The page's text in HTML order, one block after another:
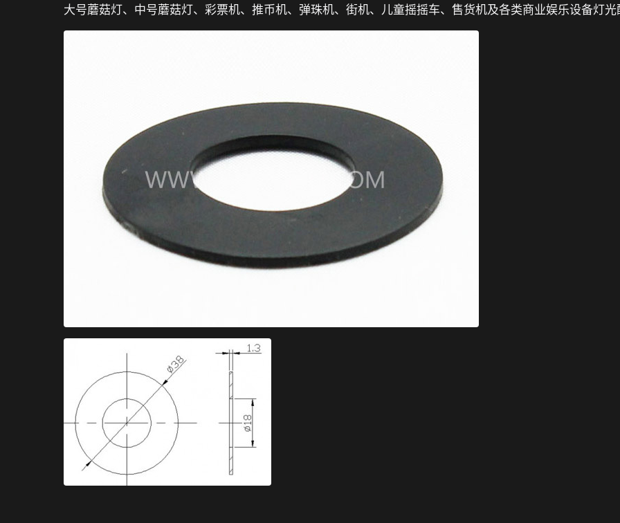
大号蘑菇灯、中号蘑菇灯、彩票机、推币机、弹珠机、街机、儿童摇摇车、售货机及各类商业娱乐设备灯光